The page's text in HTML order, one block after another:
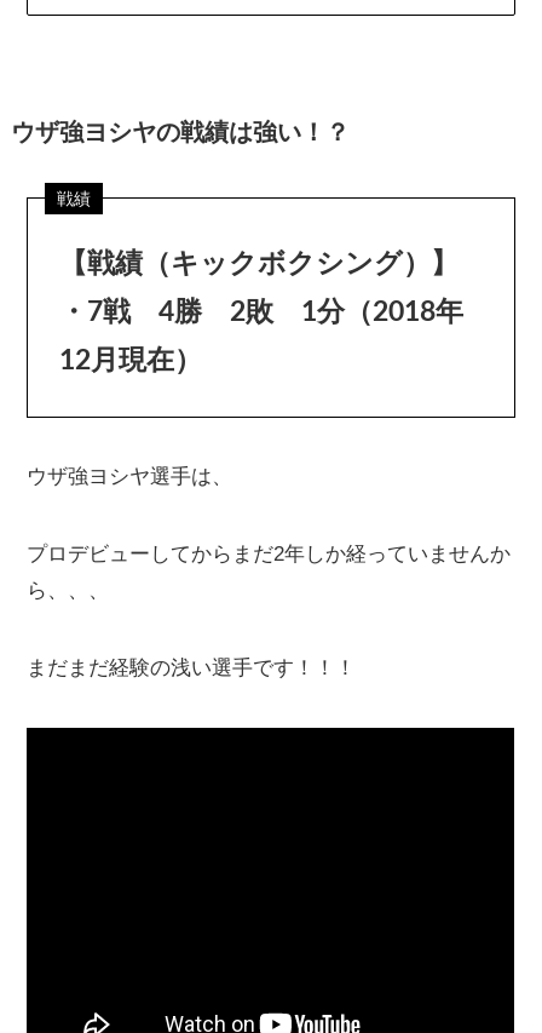
ウザ強ヨシヤの戦績は強い！？
【戦績（キックボクシング）】
・7戦 4勝 2敗 1分（2018年
12月現在）
ウザ強ヨシヤ選手は、
プロデビューしてからまだ2年しか経っていませんか
ら、、、
まだまだ経験の浅い選手です！！！